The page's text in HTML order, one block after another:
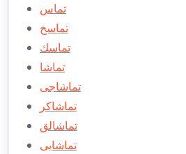
تماس
تماسخ
تماسك
تماشا
تماشاجی
تماشاكر
تماشالق
تماشایی